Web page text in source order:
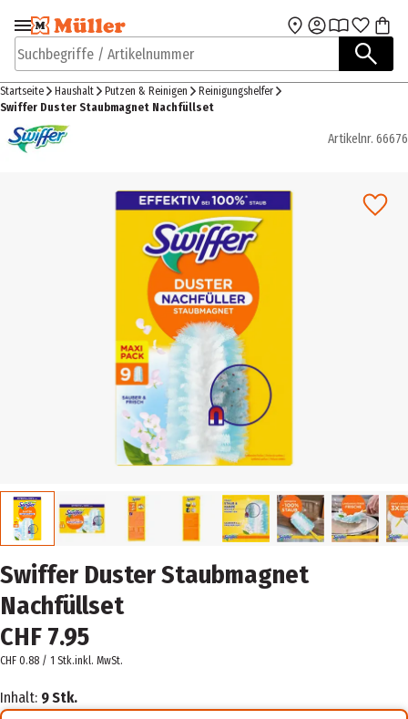
Zur Navigation
springen
Zum Hauptinhalt
Suchbegriffe / Artikelnummer
Startseite Haushalt Putzen & Reinigen
Reinigungshelfer
Swiffer Duster Staubmagnet Nachfüllset
Artikelnr. 66676
Swiffer Duster Staubmagnet
Nachfüllset
CHF 7.95
CHF 0.88 / 1 Stk.inkl. MwSt.
Inhalt: 9 Stk.